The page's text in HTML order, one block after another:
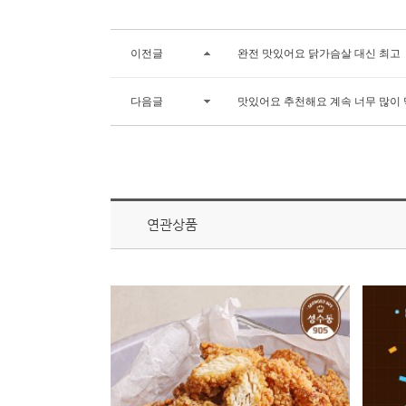
이전글 완전 맛있어요 닭가슴살 대신 최고
다음글 맛있어요 추천해요 계속 너무 많이
연관상품